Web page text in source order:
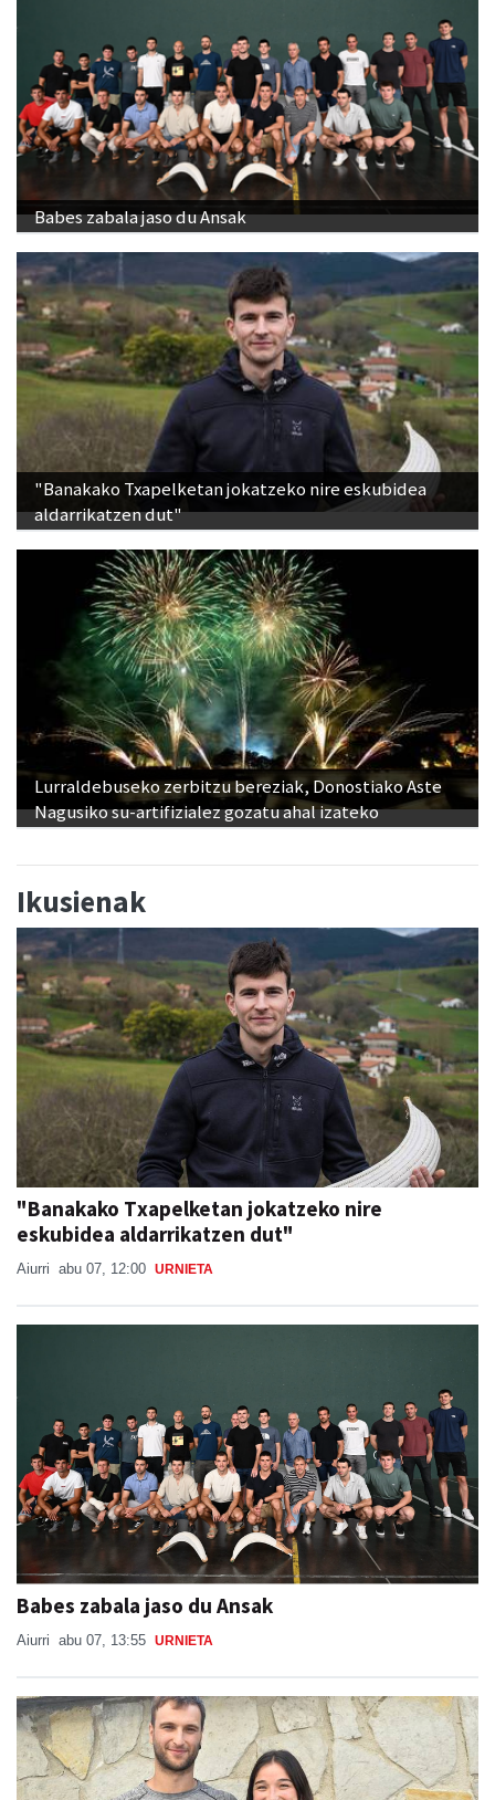
Babes zabala jaso du Ansak
"Banakako Txapelketan jokatzeko nire eskubidea
aldarrikatzen dut"
Lurraldebuseko zerbitzu bereziak, Donostiako Aste
Nagusiko su-artifizialez gozatu ahal izateko
Ikusienak
"Banakako Txapelketan jokatzeko nire
eskubidea aldarrikatzen dut"
Aiurri abu 07, 12:00 URNIETA
Babes zabala jaso du Ansak
Aiurri abu 07, 13:55 URNIETA